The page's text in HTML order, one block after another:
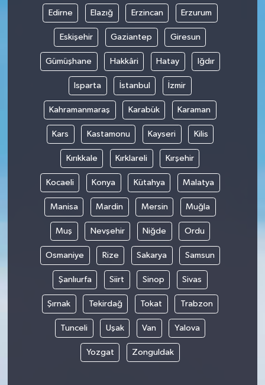
Edirne Elazığ Erzincan Erzurum
Eskişehir Gaziantep Giresun
Gümüşhane Hakkâri Hatay Iğdır
Isparta İstanbul İzmir
Kahramanmaraş Karabük Karaman
Kars Kastamonu Kayseri Kilis
Kırıkkale Kırklareli Kırşehir
Kocaeli Konya Kütahya Malatya
Manisa Mardin Mersin Muğla
Muş Nevşehir Niğde Ordu
Osmaniye Rize Sakarya Samsun
Şanlıurfa Siirt Sinop Sivas
Şırnak Tekirdağ Tokat Trabzon
Tunceli Uşak Van Yalova
Yozgat Zonguldak